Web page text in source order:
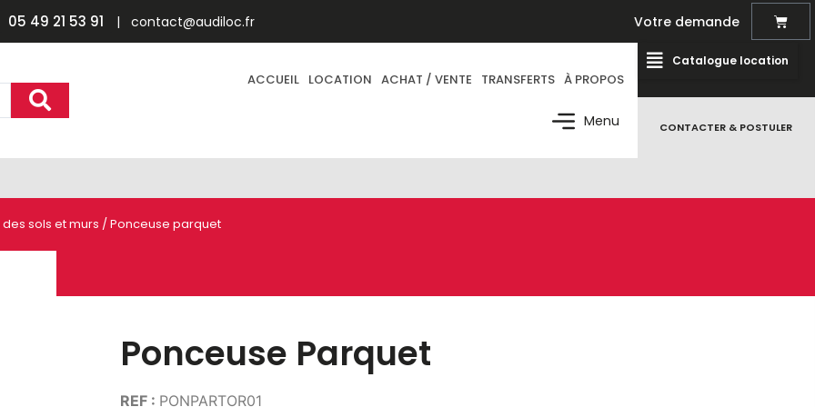
05 49 21 53 91 | contact@audiloc.fr Votre demande
ACCUEIL LOCATION ACHAT / VENTE TRANSFERTS À PROPOS
Menu
Catalogue location
CONTACTER & POSTULER
sols et murs / Ponceuse parquet
Ponceuse Parquet
REF : PONPARTOR01